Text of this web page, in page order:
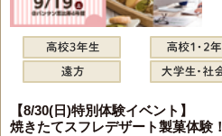
【8/30(日)特別体験イベント】
焼きたてスフレデザート製菓体験！